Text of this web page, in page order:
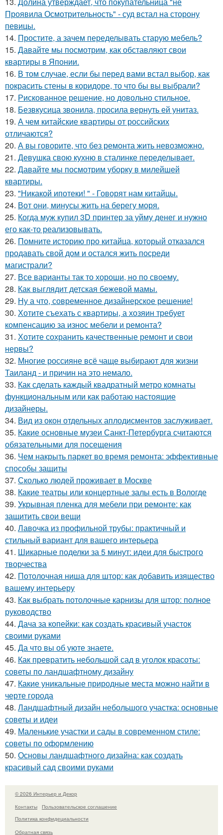
Проявила Осмотрительность" - суд встал на сторону
певицы.
14. Простите, а зачем переделывать старую мебель?
15. Давайте мы посмотрим, как обставляют свои
квартиры в Японии.
16. В том случае, если бы перед вами встал выбор, как
покрасить стены в коридоре, то что бы вы выбрали?
17. Рискованное решение, но довольно стильное.
18. Безвкусица звонила, просила вернуть ей унитаз.
19. А чем китайские квартиры от российских
отличаются?
20. А вы говорите, что без ремонта жить невозможно.
21. Девушка свою кухню в сталинке переделывает.
22. Давайте мы посмотрим уборку в милейшей
квартиры.
23. "Никакой ипотеки! " - Говорят нам китайцы.
24. Вот они, минусы жить на берегу моря.
25. Когда муж купил 3D принтер за уйму денег и нужно
его как-то реализовывать.
26. Помните историю про китайца, который отказался
продавать свой дом и остался жить посреди
магистрали?
27. Все варианты так то хороши, но по своему.
28. Как выглядит детская бежевой мамы.
29. Ну а что, современное дизайнерское решение!
30. Хотите съехать с квартиры, а хозяин требует
компенсацию за износ мебели и ремонта?
31. Хотите сохранить качественные ремонт и свои
нервы?
32. Многие россияне всё чаще выбирают для жизни
Таиланд - и причин на это немало.
33. Как сделать каждый квадратный метро комнаты
функциональным или как работаю настоящие
дизайнеры.
34. Вид из окон отдельных аплодисментов заслуживает.
35. Какие основные музеи Санкт-Петербурга считаются
обязательными для посещения
36. Чем накрыть паркет во время ремонта: эффективные
способы защиты
37. Сколько людей проживает в Москве
38. Какие театры или концертные залы есть в Вологде
39. Укрывная пленка для мебели при ремонте: как
защитить свои вещи
40. Лавочка из профильной трубы: практичный и
стильный вариант для вашего интерьера
41. Шикарные поделки за 5 минут: идеи для быстрого
творчества
42. Потолочная ниша для штор: как добавить изящество
вашему интерьеру
43. Как выбрать потолочные карнизы для штор: полное
руководство
44. Дача за копейки: как создать красивый участок
своими руками
45. Да что вы об уюте знаете.
46. Как превратить небольшой сад в уголок красоты:
советы по ландшафтному дизайну
47. Какие уникальные природные места можно найти в
черте города
48. Ландшафтный дизайн небольшого участка: основные
советы и идеи
49. Маленькие участки и сады в современном стиле:
советы по оформлению
50. Основы ландшафтного дизайна: как создать
красивый сад своими руками
© 2026 Интерьер и Декор
Контакты
Пользовательское соглашение
Политика конфидециальности
Обратная связь